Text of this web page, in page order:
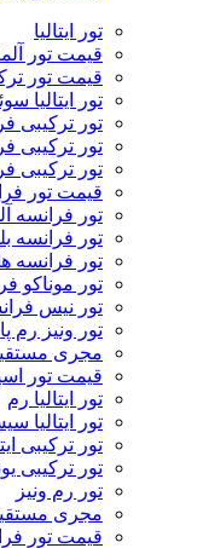
تور ایتالیا
قیمت تور
قیمت تور
تور ایتالیا
تور ترکیبی
تور ترکیبی
تور ترکیبی
قیمت تور
تور فرانسه
تور فرانسه
تور فرانسه
تور موناکو
تور نیس
تور ونیز رم
مجری
قیمت تور
تور ایتالیا رم
تور ایتالیا
تور ترکیبی
تور ترکیبی
تور رم ونیز
مجری مستقیم
قیمت تور